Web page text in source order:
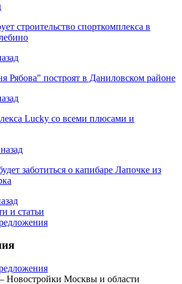
строительство спорткомплекса в
Рябова" построят в Даниловском районе
Lucky со всеми плюсами и
заботиться о капибаре Лапочке из
и статьи
– Новостройки Москвы и области